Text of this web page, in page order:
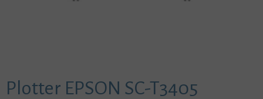
Plotter EPSON SC-T3405